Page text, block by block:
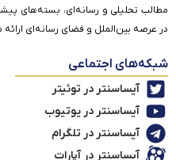
مطالب تحلیلی و رسانه‌ای، بسته‌های
در عرصه بین‌الملل و فضای رسانه‌ای ارائه
شبکه‌های اجتماعی
آیساسنتر در توئیتر
آیساسنتر در یوتیوب
آیساسنتر در تلگرام
آیساسنتر در آپارات